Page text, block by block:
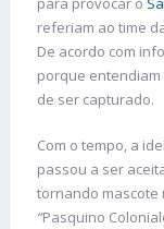
referiam ao time
De acordo com
porque
de ser capturado.
Com o tempo, a
passou a ser
tornando mascote
“Pasquino